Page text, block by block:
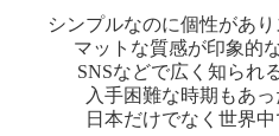
シンプルなのに個性があ
マットな質感が印象的
SNSなどで広く知られ
入手困難な時期もあっ
日本だけでなく世界中